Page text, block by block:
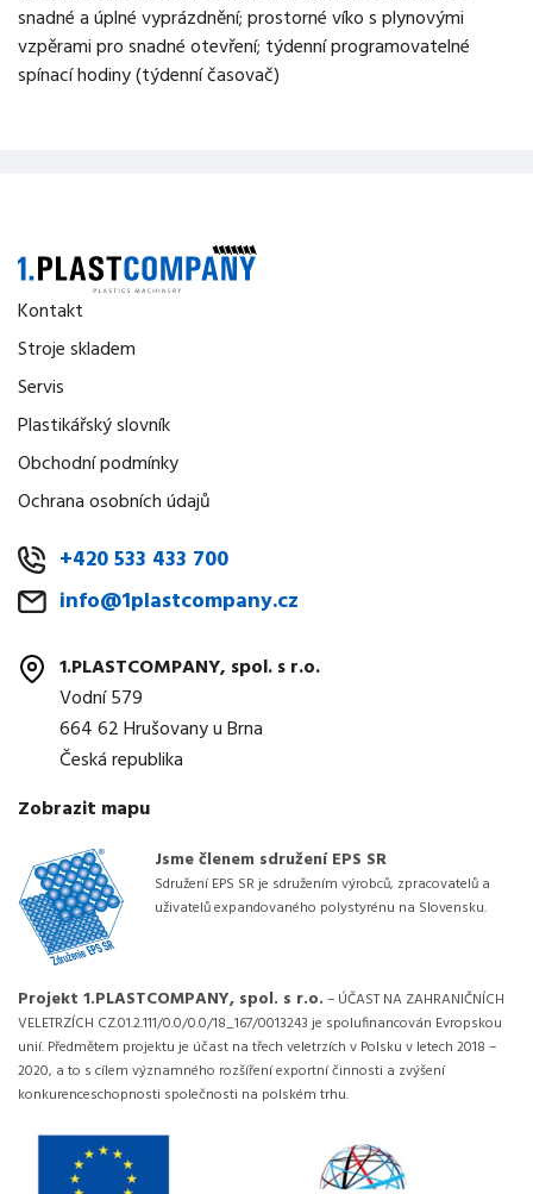
snadné a úplné vyprázdnění; prostorné víko s plynovými
vzpěrami pro snadné otevření; týdenní programovatelné
spínací hodiny (týdenní časovač)
Kontakt
Stroje skladem
Servis
Plastikářský slovník
Obchodní podmínky
Ochrana osobních údajů
+420 533 433 700
info@1plastcompany.cz
1.PLASTCOMPANY, spol. s r.o.
Vodní 579
664 62 Hrušovany u Brna
Česká republika
Zobrazit mapu
Jsme členem sdružení EPS SR
Sdružení EPS SR je sdružením výrobců, zpracovatelů a
uživatelů expandovaného polystyrénu na Slovensku.
Projekt 1.PLASTCOMPANY, spol. s r.o. – ÚČAST NA ZAHRANIČNÍCH
VELETRZÍCH CZ.01.2.111/0.0/0.0/18_167/0013243 je spolufinancován Evropskou
unií. Předmětem projektu je účast na třech veletrzích v Polsku v letech 2018 –
2020, a to s cílem významného rozšíření exportní činnosti a zvýšení
konkurenceschopnosti společnosti na polském trhu.